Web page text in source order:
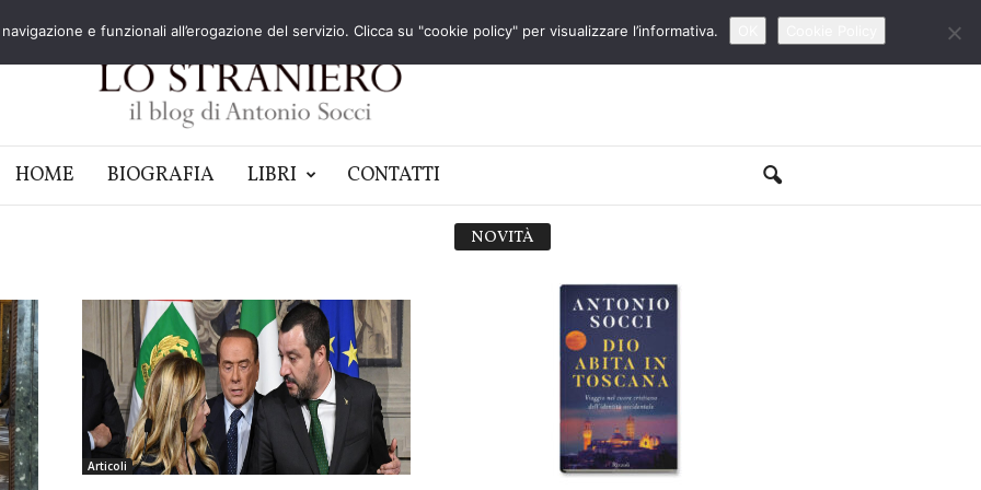
HOME BIOGRAFIA LIBRI CONTATTI
Articoli
NOVITÀ
e funzionali all’erogazione del servizio. Clicca su "cookie policy" per visualizzare l’informativa.